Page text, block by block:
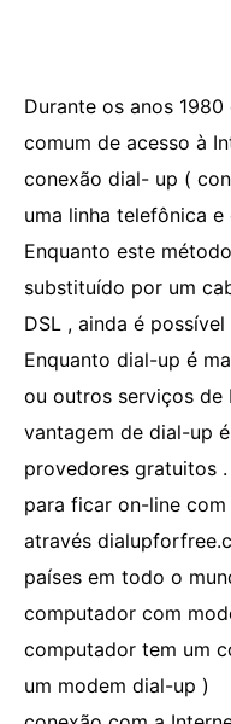
Durante os anos
comum de acesso à
conexão dial- up (
uma linha telefônica
Enquanto este
substituído por um
DSL , ainda é
Enquanto dial-up é
ou outros serviços de
vantagem de dial-up
provedores gratuitos
para ficar on-line
através
países em todo o
computador com
computador tem um
um modem dial-up )